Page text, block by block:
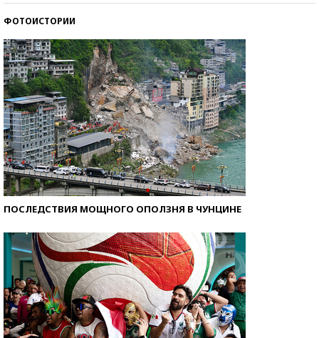
ФОТОИСТОРИИ
ПОСЛЕДСТВИЯ МОЩНОГО ОПОЛЗНЯ В ЧУНЦИНЕ